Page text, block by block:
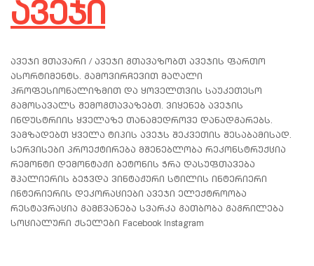
ავეჯი
ავეჯი მთავარი / ავეჯი გთავაზობთ ავეჯის ფართო
ასორტიმენტს. გამოვირჩევით მაღალი
პროფესიონალიზმით და ყოველთვის საუკეთესო
გამოსავალს შემოგთავაზებთ. ვიყენებ ავეჯის
ინდუსტრიის ყველაზე თანამედროვე დანადგარებს.
ვამზადებთ ყველა ტიპის ავეჯს შეკვეთის შესაბამისად.
სერვისები პროექტირება მშენებლობა რეკონსტრუქცია
რემონტი დემონტაჟი ბეტონის ჭრა დასუფთავება
შპალიერის ბეჭვდა ვინტაჟური სტილის ინტერიერი
ინტერიერის დეკორაციები ავეჯი ელექტროობა
რესტავრაცია გამწვანება სვარკა გათბობა გაგრილება
სოციალური ქსელები Facebook Instagram